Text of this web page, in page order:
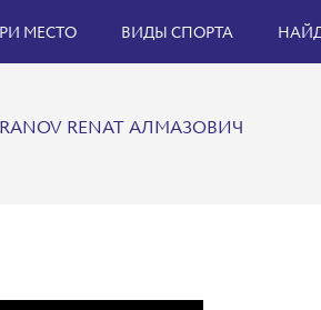
МЕСТО ВИДЫ СПОРТА
RENAT АЛМАЗОВИЧ